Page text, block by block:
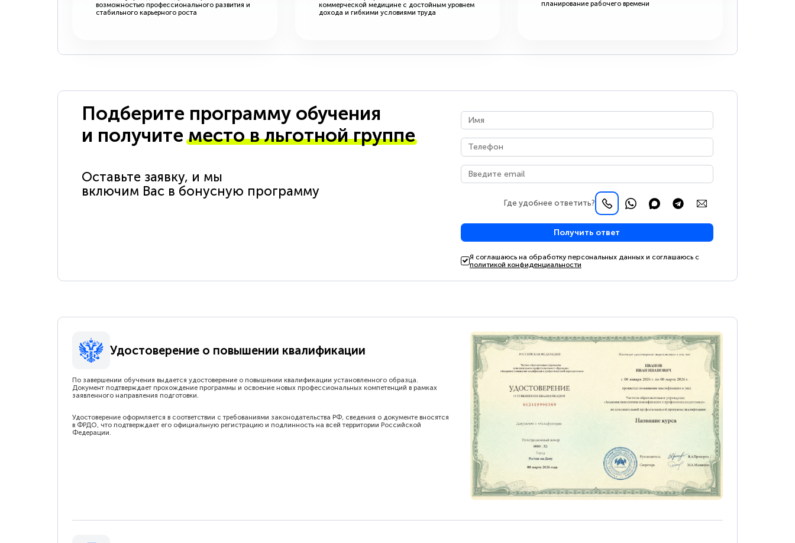
возможностью профессионального развития и
стабильного карьерного роста
коммерческой медицине с достойным уровнем
дохода и гибкими условиями труда
планирование рабочего времени
Подберите программу обучения
и получитеместо в льготной группе
Оставьте заявку, и мы
включим Вас в бонусную программу
Где удобнее ответить?
Получить ответ
Я соглашаюсь на обработку персональных данных и соглашаюсь с
политикой конфиденциальности
Удостоверение о повышении квалификации
По завершении обучения выдается удостоверение о повышении квалификации установленного образца.
Документ подтверждает прохождение программы и освоение новых профессиональных компетенций в рамках
заявленного направления подготовки.
Удостоверение оформляется в соответствии с требованиями законодательства РФ, сведения о документе вносятся
в ФРДО, что подтверждает его официальную регистрацию и подлинность на всей территории Российской
Федерации.